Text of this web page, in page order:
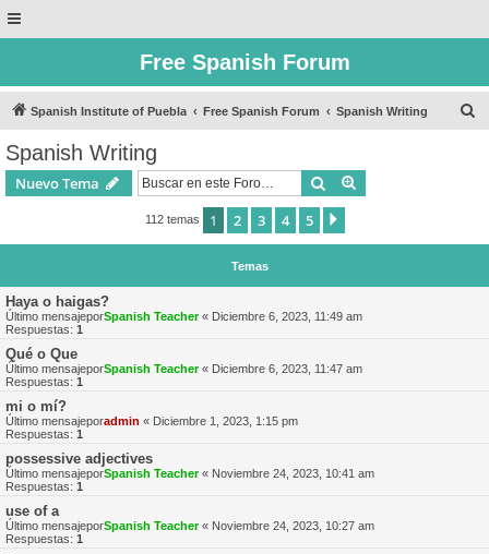
Free Spanish Forum
Spanish Institute of Puebla Free Spanish Forum Spanish Writing
Spanish Writing
Nuevo Tema Buscar
112 temas 1 2 3 4 5
Temas
Haya o haigas?
Último mensajeporSpanish Teacher« Diciembre 6, 2023, 11:49 am
Respuestas: 1
Qué o Que
Último mensajeporSpanish Teacher« Diciembre 6, 2023, 11:47 am
Respuestas: 1
mi o mí?
Último mensajeporadmin « Diciembre 1, 2023, 1:15 pm
Respuestas: 1
possessive adjectives
Último mensajeporSpanish Teacher« Noviembre 24, 2023, 10:41 am
Respuestas: 1
use of a
Último mensajeporSpanish Teacher« Noviembre 24, 2023, 10:27 am
Respuestas: 1